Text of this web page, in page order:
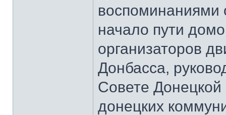
воспоминаниями
начало пути
организаторов
Донбасса,
Совете
донецких